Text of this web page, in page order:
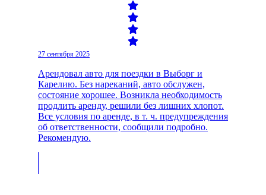
27 сентября 2025
Арендовал авто для поездки в Выборг и
Карелию. Без нареканий, авто обслужен,
состояние хорошее. Возникла необходимость
продлить аренду, решили без лишних хлопот.
Все условия по аренде, в т. ч. предупреждения
об ответственности, сообщили подробно.
Рекомендую.